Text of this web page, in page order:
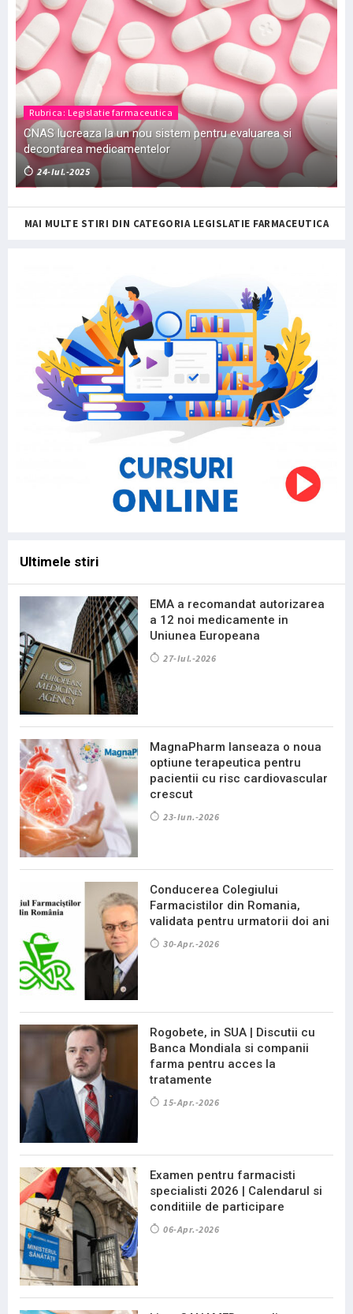
Rubrica: Legislatie farmaceutica
CNAS lucreaza la un nou sistem pentru evaluarea si
decontarea medicamentelor
24-Iul.-2025
MAI MULTE STIRI DIN CATEGORIA LEGISLATIE FARMACEUTICA
Ultimele stiri
EMA a recomandat autorizarea
a 12 noi medicamente in
Uniunea Europeana
27-Iul.-2026
MagnaPharm lanseaza o noua
optiune terapeutica pentru
pacientii cu risc cardiovascular
crescut
23-Iun.-2026
Conducerea Colegiului
Farmacistilor din Romania,
validata pentru urmatorii doi ani
30-Apr.-2026
Rogobete, in SUA | Discutii cu
Banca Mondiala si companii
farma pentru acces la
tratamente
15-Apr.-2026
Examen pentru farmacisti
specialisti 2026 | Calendarul si
conditiile de participare
06-Apr.-2026